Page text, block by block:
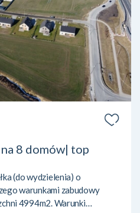
8 domów| top
(do wydzielenia) o
warunkami zabudowy
4994m2. Warunki